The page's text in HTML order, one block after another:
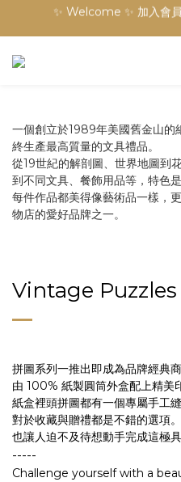
✨ Welcome ✨ 加入會
訂單滿
✨ Welcome ✨ 加入會
一個創立於1989年美國舊金山的
終生產最高質量的文具禮品。
從19世紀的解剖圖、世界地圖到
到不同文具、餐飾用品等，特色
每件作品都美得像藝術品一樣，
物店的愛好品牌之一。
Vintage Puzzles
拼圖系列一推出即成為品牌經典商
由 100% 紙製圓筒外盒配上精美
紙盒裡頭拼圖都有一個專屬手工
對於收藏與贈禮都是不錯的選項。
也讓人迫不及待想動手完成這極
-----
Challenge yourself with a